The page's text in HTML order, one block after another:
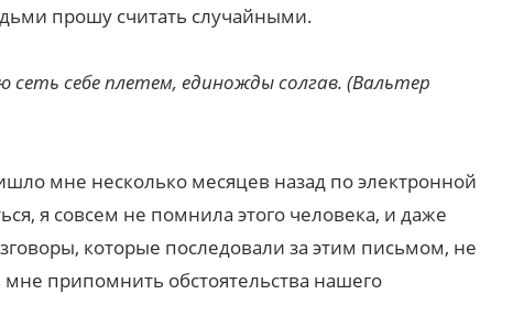
прошу считать случайными.
сеть себе плетем, единожды солгав. (Вальтер
мне несколько месяцев назад по электронной
я совсем не помнила этого человека, и даже
которые последовали за этим письмом, не
припомнить обстоятельства нашего